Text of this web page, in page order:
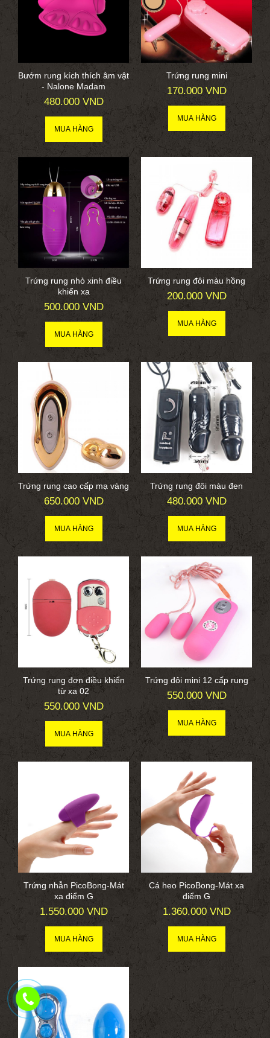
Bướm rung kích thích âm vật
- Nalone Madam
480.000 VND
Trứng rung mini
170.000 VND
Trứng rung nhỏ xinh điều
khiển xa
500.000 VND
Trứng rung đôi màu hồng
200.000 VND
Trứng rung cao cấp mạ vàng
650.000 VND
Trứng rung đôi màu đen
480.000 VND
Trứng rung đơn điều khiển
từ xa 02
550.000 VND
Trứng đôi mini 12 cấp rung
550.000 VND
Trứng nhẫn PicoBong-Mát
xa điểm G
1.550.000 VND
Cá heo PicoBong-Mát xa
điểm G
1.360.000 VND